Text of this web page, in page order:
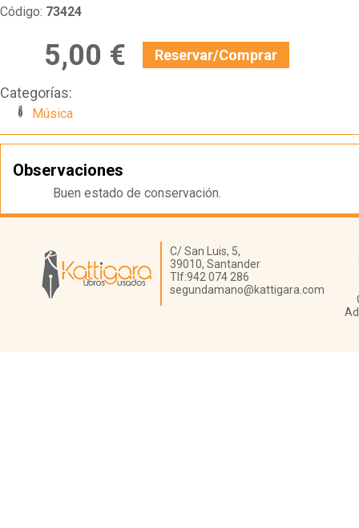
Código: 73424
5,00 € Reservar/Comprar
Categorías:
Música
Observaciones
Buen estado de conservación.
Librería Kattigara
C/ San Luis, 5,
39010, Santander
Tlf:942 074 286
segundamano@kattigara.com